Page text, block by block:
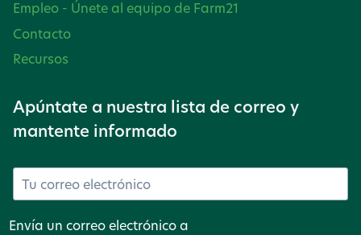
Empleo - Únete al equipo de Farm21
Contacto
Recursos
Apúntate a nuestra lista de correo y
mantente informado
Envía un correo electrónico a